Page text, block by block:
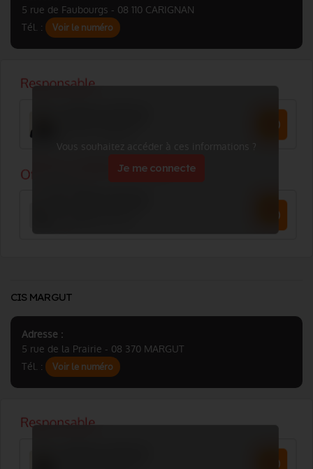
5 rue de Faubourgs - 08 110 CARIGNAN
Tél. :
Voir le numéro
Vous souhaitez accéder à ces informations ?
Je me connecte
CIS MARGUT
Adresse :
5 rue de la Prairie - 08 370 MARGUT
Tél. :
Voir le numéro